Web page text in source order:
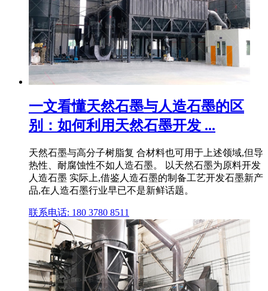
一文看懂天然石墨与人造石墨的区
别：如何利用天然石墨开发 ...
天然石墨与高分子树脂复 合材料也可用于上述领域,但导
热性、耐腐蚀性不如人造石墨。 以天然石墨为原料开发
人造石墨 实际上,借鉴人造石墨的制备工艺开发石墨新产
品,在人造石墨行业早已不是新鲜话题。
联系电话: 180 3780 8511